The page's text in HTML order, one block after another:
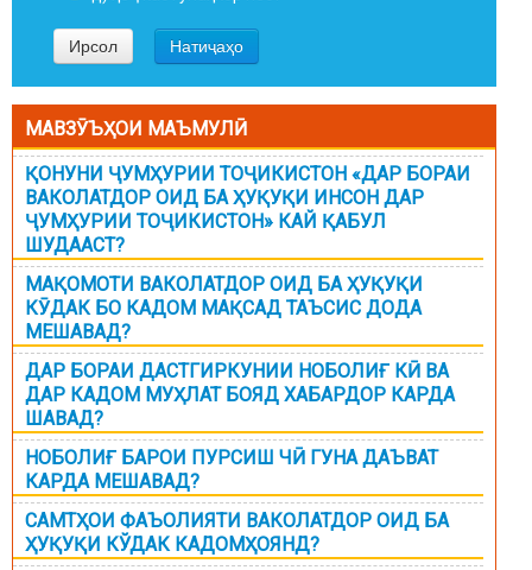
МАВЗӮЪҲОИ МАЪМУЛӢ
ҚОНУНИ ҶУМҲУРИИ ТОҶИКИСТОН «ДАР БОРАИ
ВАКОЛАТДОР ОИД БА ҲУҚУҚИ ИНСОН ДАР
ҶУМҲУРИИ ТОҶИКИСТОН» КАЙ ҚАБУЛ
ШУДААСТ?
МАҚОМОТИ ВАКОЛАТДОР ОИД БА ҲУҚУҚИ
КӮДАК БО КАДОМ МАҚСАД ТАЪСИС ДОДА
МЕШАВАД?
ДАР БОРАИ ДАСТГИРКУНИИ НОБОЛИҒ КӢ ВА
ДАР КАДОМ МУҲЛАТ БОЯД ХАБАРДОР КАРДА
ШАВАД?
НОБОЛИҒ БАРОИ ПУРСИШ ЧӢ ГУНА ДАЪВАТ
КАРДА МЕШАВАД?
САМТҲОИ ФАЪОЛИЯТИ ВАКОЛАТДОР ОИД БА
ҲУҚУҚИ КЎДАК КАДОМҲОЯНД?